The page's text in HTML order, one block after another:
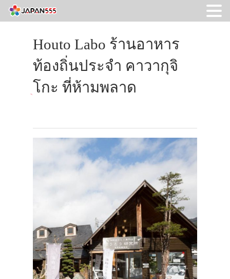
Houto Labo ร้านอาหาร
ท้องถิ่นประจำ คาวากุจิ
โกะ ที่ห้ามพลาด